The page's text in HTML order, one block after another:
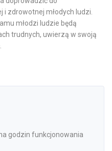
zdrowotnej młodych ludzi.
młodzi ludzie będą
trudnych, uwierzą w swoją
godzin funkcjonowania